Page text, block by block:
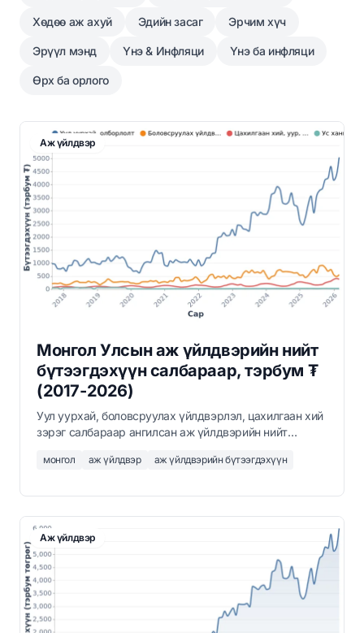
Хөдөө аж ахуй Эдийн засаг Эрчим хүч
Эрүүл мэнд Үнэ & Инфляци Үнэ ба инфляци
Өрх ба орлого
Аж үйлдвэр
Монгол Улсын аж үйлдвэрийн нийт
бүтээгдэхүүн салбараар, тэрбум ₮
(2017-2026)
Уул уурхай, боловсруулах үйлдвэрлэл, цахилгаан хий
зэрэг салбараар ангилсан аж үйлдвэрийн нийт
2026 оны 3-р сар хүртэл, тэрбум төгрөгөөр.
монгол аж үйлдвэр аж үйлдвэрийн бүтээгдэхүүн
Аж үйлдвэр